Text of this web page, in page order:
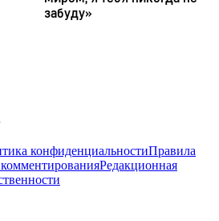
конфиденциальностиПравила
Редакционная